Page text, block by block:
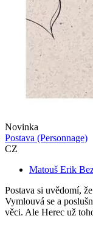
Novinka
Postava (Personnage)
CZ
Matouš Erik
Postava si uvědomí,
Vymlouvá se a
věci. Ale Herec už